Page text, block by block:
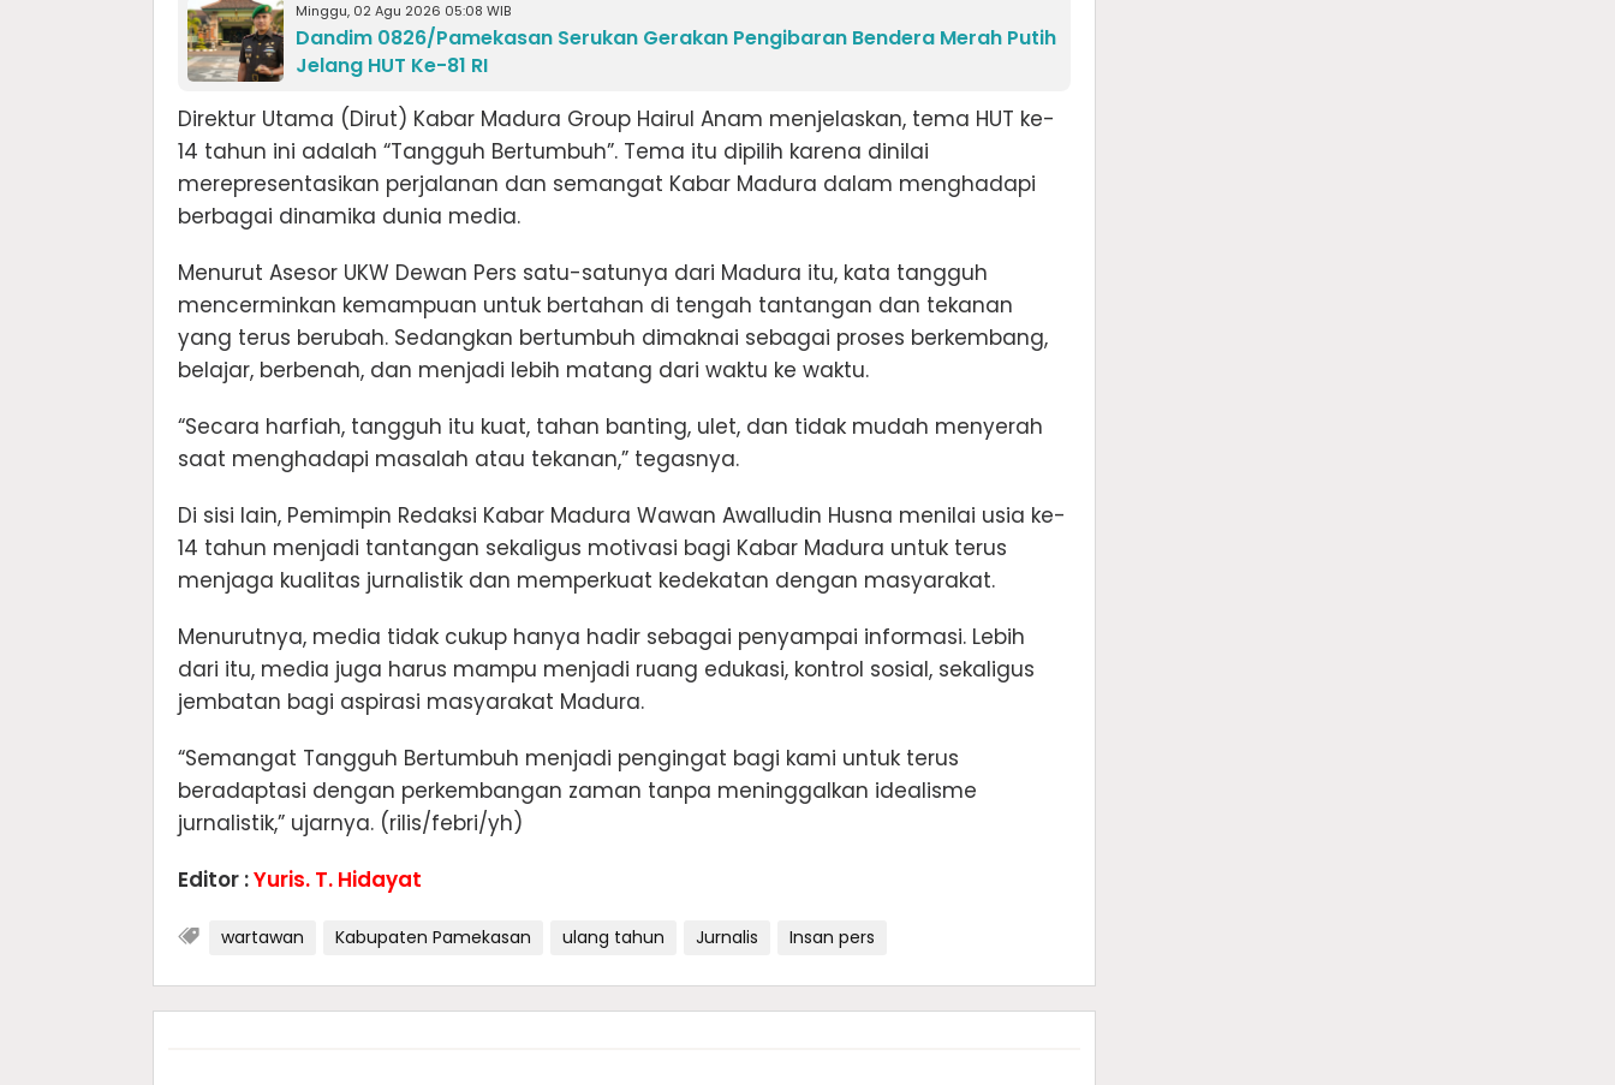
Minggu, 02 Agu 2026 05:08 WIB
Dandim 0826/Pamekasan Serukan Gerakan Pengibaran Bendera Merah Putih
Jelang HUT Ke-81 RI
Direktur Utama (Dirut) Kabar Madura Group Hairul Anam menjelaskan, tema HUT ke-
14 tahun ini adalah “Tangguh Bertumbuh”. Tema itu dipilih karena dinilai
merepresentasikan perjalanan dan semangat Kabar Madura dalam menghadapi
berbagai dinamika dunia media.
Menurut Asesor UKW Dewan Pers satu-satunya dari Madura itu, kata tangguh
mencerminkan kemampuan untuk bertahan di tengah tantangan dan tekanan
yang terus berubah. Sedangkan bertumbuh dimaknai sebagai proses berkembang,
belajar, berbenah, dan menjadi lebih matang dari waktu ke waktu.
“Secara harfiah, tangguh itu kuat, tahan banting, ulet, dan tidak mudah menyerah
saat menghadapi masalah atau tekanan,” tegasnya.
Di sisi lain, Pemimpin Redaksi Kabar Madura Wawan Awalludin Husna menilai usia ke-
14 tahun menjadi tantangan sekaligus motivasi bagi Kabar Madura untuk terus
menjaga kualitas jurnalistik dan memperkuat kedekatan dengan masyarakat.
Menurutnya, media tidak cukup hanya hadir sebagai penyampai informasi. Lebih
dari itu, media juga harus mampu menjadi ruang edukasi, kontrol sosial, sekaligus
jembatan bagi aspirasi masyarakat Madura.
“Semangat Tangguh Bertumbuh menjadi pengingat bagi kami untuk terus
beradaptasi dengan perkembangan zaman tanpa meninggalkan idealisme
jurnalistik,” ujarnya. (rilis/febri/yh)
Editor :Yuris. T. Hidayat
wartawan Kabupaten Pamekasan ulang tahun Jurnalis Insan pers